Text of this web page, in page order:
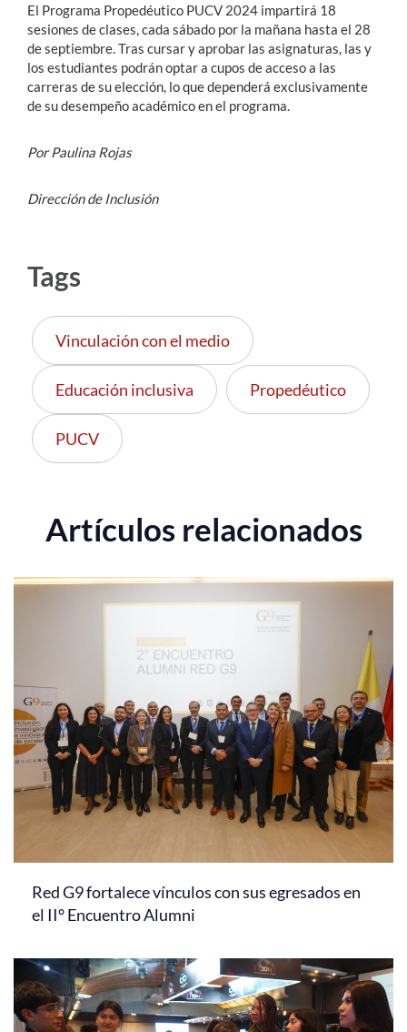
El Programa Propedéutico PUCV 2024 impartirá 18
sesiones de clases, cada sábado por la mañana hasta el 28
de septiembre. Tras cursar y aprobar las asignaturas, las y
los estudiantes podrán optar a cupos de acceso a las
carreras de su elección, lo que dependerá exclusivamente
de su desempeño académico en el programa.
Por Paulina Rojas
Dirección de Inclusión
Tags
Vinculación con el medio
Educación inclusiva Propedéutico
PUCV
Artículos relacionados
Red G9 fortalece vínculos con sus egresados en
el II° Encuentro Alumni